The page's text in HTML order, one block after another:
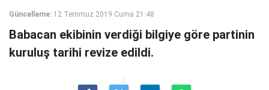
Güncelleme: 12 Temmuz 2019 Cuma 21:48
Babacan ekibinin verdiği bilgiye göre partinin
kuruluş tarihi revize edildi.